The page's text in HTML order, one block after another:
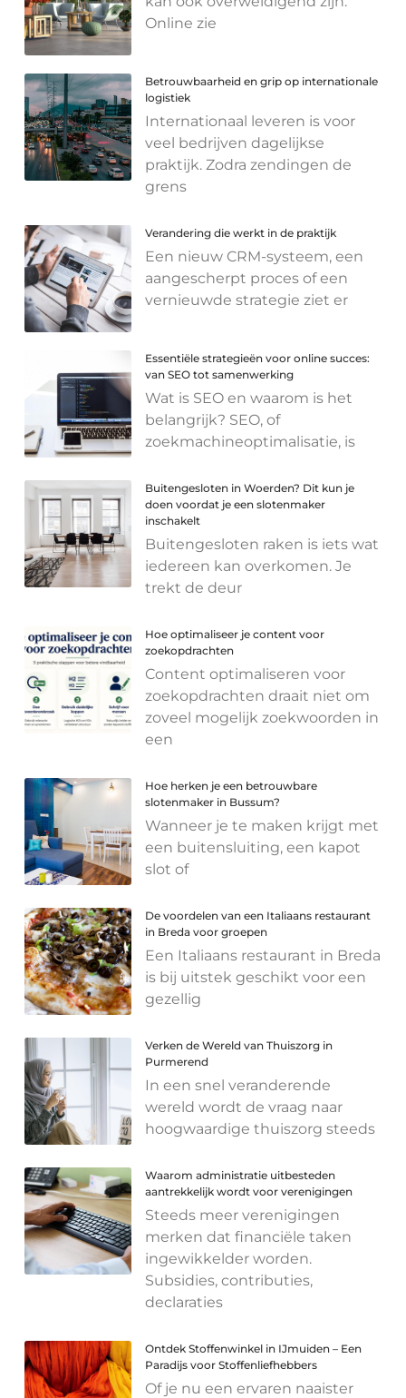
Online zie
Betrouwbaarheid en grip op internationale
logistiek
Internationaal leveren is voor
veel bedrijven dagelijkse
praktijk. Zodra zendingen de
grens
Verandering die werkt in de praktijk
Een nieuw CRM-systeem, een
aangescherpt proces of een
vernieuwde strategie ziet er
Essentiële strategieën voor online succes:
van SEO tot samenwerking
Wat is SEO en waarom is het
belangrijk? SEO, of
zoekmachineoptimalisatie, is
Buitengesloten in Woerden? Dit kun je
doen voordat je een slotenmaker
inschakelt
Buitengesloten raken is iets wat
iedereen kan overkomen. Je
trekt de deur
Hoe optimaliseer je content voor
zoekopdrachten
Content optimaliseren voor
zoekopdrachten draait niet om
zoveel mogelijk zoekwoorden in
een
Hoe herken je een betrouwbare
slotenmaker in Bussum?
Wanneer je te maken krijgt met
een buitensluiting, een kapot
slot of
De voordelen van een Italiaans restaurant
in Breda voor groepen
Een Italiaans restaurant in Breda
is bij uitstek geschikt voor een
gezellig
Verken de Wereld van Thuiszorg in
Purmerend
In een snel veranderende
wereld wordt de vraag naar
hoogwaardige thuiszorg steeds
Waarom administratie uitbesteden
aantrekkelijk wordt voor verenigingen
Steeds meer verenigingen
merken dat financiële taken
ingewikkelder worden.
Subsidies, contributies,
declaraties
Ontdek Stoffenwinkel in IJmuiden – Een
Paradijs voor Stoffenliefhebbers
Of je nu een ervaren naaister